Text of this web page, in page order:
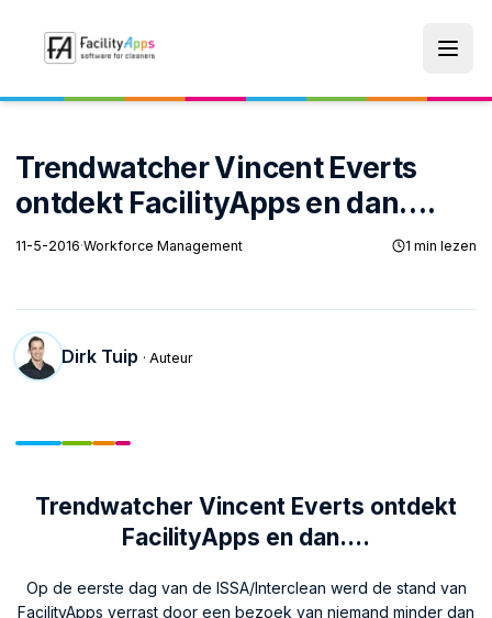
Trendwatcher Vincent Everts
ontdekt FacilityApps en dan….
11-5-2016·Workforce Management 1 min lezen
Dirk Tuip · Auteur
Trendwatcher Vincent Everts ontdekt
FacilityApps en dan….
Op de eerste dag van de ISSA/Interclean werd de stand van
FacilityApps verrast door een bezoek van niemand minder dan